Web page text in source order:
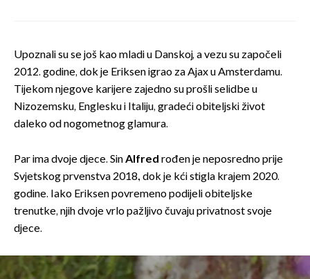
Upoznali su se još kao mladi u Danskoj, a vezu su započeli
2012. godine, dok je Eriksen igrao za Ajax u Amsterdamu.
Tijekom njegove karijere zajedno su prošli selidbe u
Nizozemsku, Englesku i Italiju, gradeći obiteljski život
daleko od nogometnog glamura.
Par ima dvoje djece. SinAlfred rođen je neposredno prije
Svjetskog prvenstva 2018., dok je kći stigla krajem 2020.
godine. Iako Eriksen povremeno podijeli obiteljske
trenutke, njih dvoje vrlo pažljivo čuvaju privatnost svoje
djece.